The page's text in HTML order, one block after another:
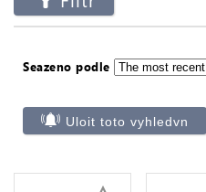
Seazeno podle
Uloit toto vyhledvn